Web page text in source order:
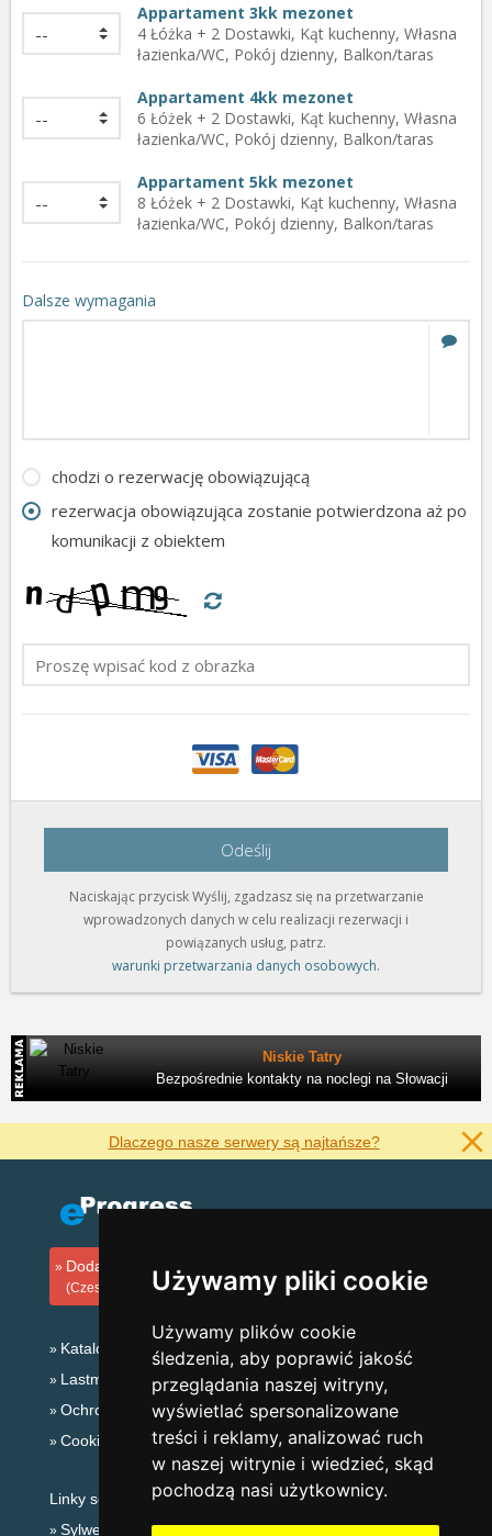
Używamy pliki cookie
Używamy plików cookie
śledzenia, aby poprawić jakość
przeglądania naszej witryny,
wyświetlać spersonalizowane
treści i reklamy, analizować ruch
w naszej witrynie i wiedzieć, skąd
pochodzą nasi użytkownicy.
Appartament 3kk mezonet
4 Łóżka + 2 Dostawki, Kąt kuchenny, Własna
łazienka/WC, Pokój dzienny, Balkon/taras
Appartament 4kk mezonet
6 Łóżek + 2 Dostawki, Kąt kuchenny, Własna
łazienka/WC, Pokój dzienny, Balkon/taras
Appartament 5kk mezonet
8 Łóżek + 2 Dostawki, Kąt kuchenny, Własna
łazienka/WC, Pokój dzienny, Balkon/taras
Dalsze wymagania
chodzi o rezerwację obowiązującą
rezerwacja obowiązująca zostanie potwierdzona aż po
komunikacji z obiektem
Odeślij
Naciskając przycisk Wyślij, zgadzasz się na przetwarzanie
wprowadzonych danych w celu realizacji rezerwacji i
powiązanych usług, patrz.
warunki przetwarzania danych osobowych.
Niskie Tatry
Bezpośrednie kontakty na noclegi na Słowacji
Dlaczego nasze serwery są najtańsze?
Dodaj zakwaterowanie
(Czeski)
Katalog zakwaterowania
Lastminute Karkonosze
Ochrona prywatności
Cookies
Linky sezonowe:
Sylwester Karkonosze